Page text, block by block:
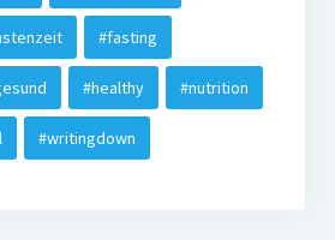
#fasting
#healthy #nutrition
#writingdown